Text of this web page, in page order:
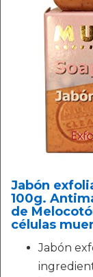
Jabón
100g.
de
células
Jabón